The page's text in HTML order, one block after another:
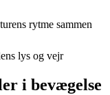
rytme sammen
lys og vejr
i bevægelse